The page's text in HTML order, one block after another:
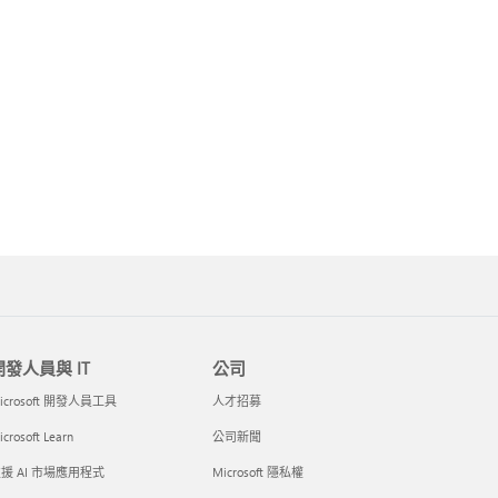
發人員與 IT
開發人員工具
Learn
AI 市場應用程式
公司
人才招募
公司新聞
Microsoft 隱私權